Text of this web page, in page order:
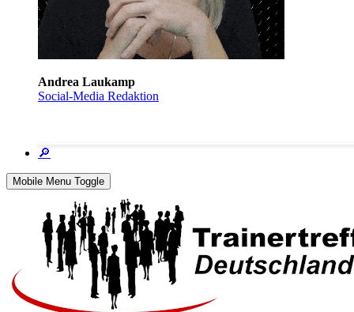
Andrea Laukamp
Social-Media Redaktion
🔎
Mobile Menu Toggle